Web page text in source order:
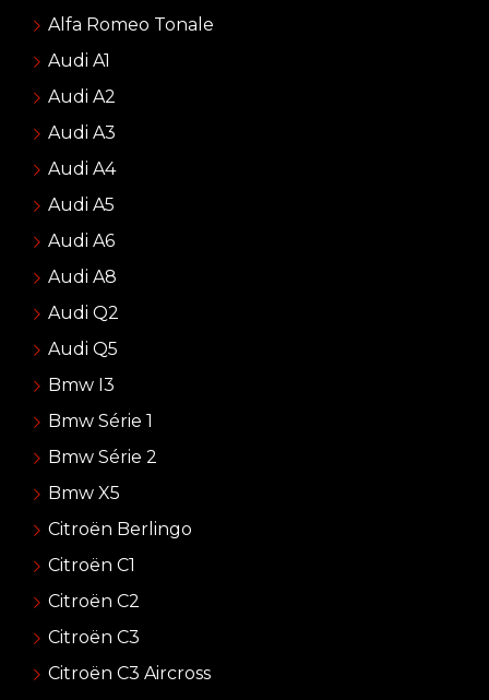
Alfa Romeo Tonale
Audi A1
Audi A2
Audi A3
Audi A4
Audi A5
Audi A6
Audi A8
Audi Q2
Audi Q5
Bmw I3
Bmw Série 1
Bmw Série 2
Bmw X5
Citroën Berlingo
Citroën C1
Citroën C2
Citroën C3
Citroën C3 Aircross